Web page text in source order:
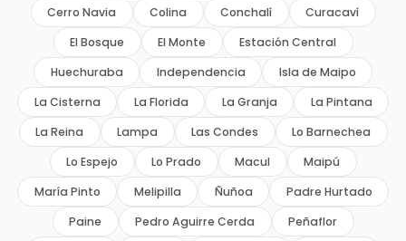
Cerro Navia
Colina Conchalí
Curacaví
El Bosque
El Monte
Estación Central
Huechuraba
Independencia
Isla de Maipo
La Cisterna
La Florida La Granja
La Pintana
La Reina
Lampa Las Condes
Lo Barnechea
Lo Espejo
Lo Prado Macul
Maipú
María Pinto
Melipilla Ñuñoa
Padre Hurtado
Paine
Pedro Aguirre Cerda Peñaflor